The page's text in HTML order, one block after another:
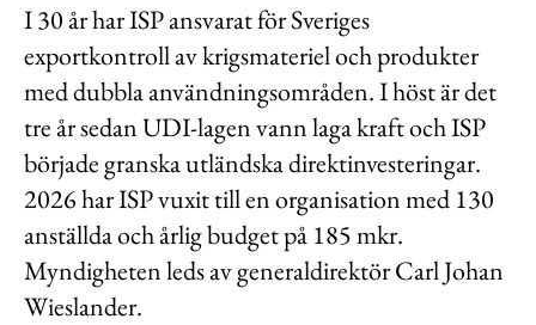
I 30 år har ISP ansvarat för Sveriges
exportkontroll av krigsmateriel och produkter
med dubbla användningsområden. I höst är det
tre år sedan UDI-lagen vann laga kraft och ISP
började granska utländska direktinvesteringar.
2026 har ISP vuxit till en organisation med 130
anställda och årlig budget på 185 mkr.
Myndigheten leds av generaldirektör Carl Johan
Wieslander.